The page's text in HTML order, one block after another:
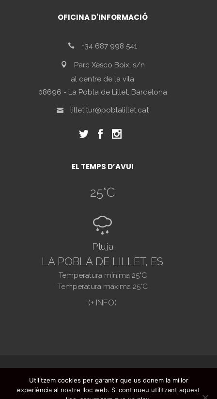
OFICINA D'INFORMACIÓ
+34 687 998 541
Parc Xesco Boix, s/n
al centre de la vila
08696 - La Pobla de Lillet, Barcelona
lillet.tur@poblalillet.cat
EL TEMPS D’AVUI
25°C
R
Pluja
LA POBLA DE LILLET, ES
Temperatura mínima 25°C
Temperatura màxima 25°C
Preguntes freqüents- Registre butlletí -
Utilitzem cookies per garantir que us donem la millor
experiència al nostre lloc web. Si continueu utilitzant aquest